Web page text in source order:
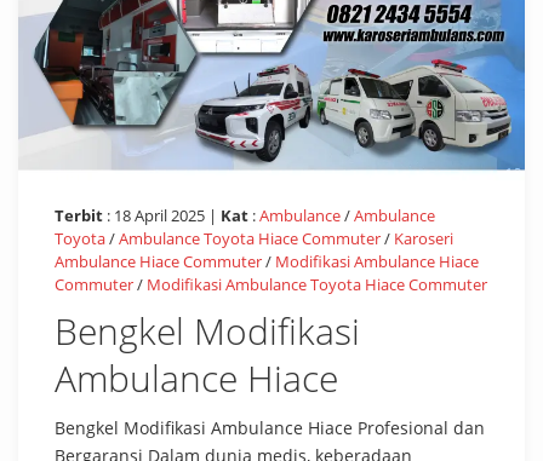
Terbit : 18 April 2025 | Kat :Ambulance/Ambulance
Toyota/Ambulance Toyota Hiace Commuter/ Karoseri
Ambulance Hiace Commuter/ Modifikasi Ambulance Hiace
Commuter/ Modifikasi Ambulance Toyota Hiace Commuter
Bengkel Modifikasi
Ambulance Hiace
Bengkel Modifikasi Ambulance Hiace Profesional dan
Bergaransi Dalam dunia medis, keberadaan